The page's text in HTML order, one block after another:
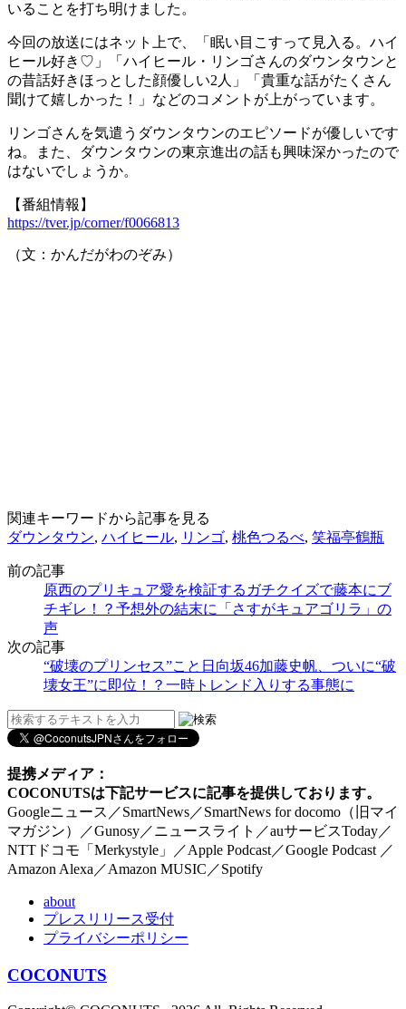
いることを打ち明けました。
今回の放送にはネット上で、「眠い目こすって見入る。ハイ
ヒール好き♡」「ハイヒール・リンゴさんのダウンタウンと
の昔話好きほっとした顔優しい2人」「貴重な話がたくさん
聞けて嬉しかった！」などのコメントが上がっています。
リンゴさんを気遣うダウンタウンのエピソードが優しいです
ね。また、ダウンタウンの東京進出の話も興味深かったので
はないでしょうか。
【番組情報】
https://tver.jp/corner/f0066813
（文：かんだがわのぞみ）
関連キーワードから記事を見る
ダウンタウン, ハイヒール, リンゴ, 桃色つるべ, 笑福亭鶴瓶
前の記事
原西のプリキュア愛を検証するガチクイズで藤本にブ
チギレ！？予想外の結末に「さすがキュアゴリラ」の
声
次の記事
“破壊のプリンセス”こと日向坂46加藤史帆、ついに“破
壊女王”に即位！？一時トレンド入りする事態に
提携メディア：
COCONUTSは下記サービスに記事を提供しております。
Googleニュース／SmartNews／SmartNews for docomo（旧マイ
マガジン）／Gunosy／ニュースライト／auサービスToday／
NTTドコモ「Merkystyle」／Apple Podcast／Google Podcast ／
Amazon Alexa／Amazon MUSIC／Spotify
about
プレスリリース受付
プライバシーポリシー
COCONUTS